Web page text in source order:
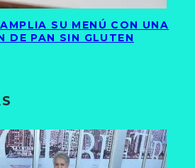
SU MENÚ CON UNA
DE PAN SIN GLUTEN